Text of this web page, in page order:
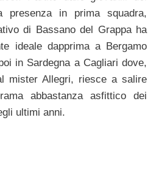
presenza in prima squadra,
di Bassano del Grappa ha
ideale dapprima a Bergamo
in Sardegna a Cagliari dove,
mister Allegri, riesce a salire
abbastanza asfittico dei
ultimi anni.